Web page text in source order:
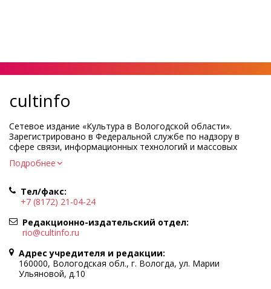
cultinfo
Сетевое издание «Культура в Вологодской области».
Зарегистрировано в Федеральной службе по надзору в
сфере связи, информационных технологий и массовых
коммуникаций.
Регистрационный номер и дата принятия решения о
Учредитель КУ ВО «Информационно-аналитический центр
культуры»
Адрес учредителя и редакции: 160000, Вологодская обл., г.
Вологда, ул. Марии Ульяновой, д.10
Главный редактор — Легчанова Елена Григорьевна
Политика в отношении обработки персональных данных
При полном или частичном использовании информации
Подробнее
Тел/факс:
+7 (8172) 21-04-24
Редакционно-издательский отдел:
rio@cultinfo.ru
Адрес учредителя и редакции:
160000, Вологодская обл., г. Вологда, ул. Марии
Ульяновой, д.10